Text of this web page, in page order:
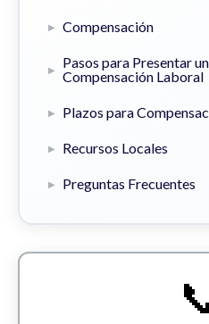
Compensación
Pasos para Presentar
Compensación Laboral
Plazos para
Recursos Locales
Preguntas Frecuentes